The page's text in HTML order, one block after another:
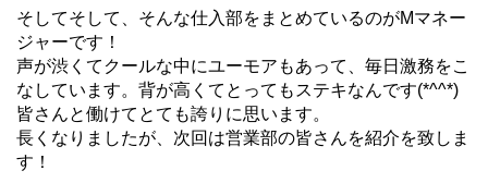
そしてそして、そんな仕入部をまとめているのがMマネー
ジャーです！
声が渋くてクールな中にユーモアもあって、毎日激務をこ
なしています。背が高くてとってもステキなんです(*^^*)
皆さんと働けてとても誇りに思います。
長くなりましたが、次回は営業部の皆さんを紹介を致しま
す！